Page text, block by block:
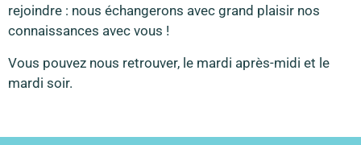
rejoindre : nous échangerons avec grand plaisir nos
connaissances avec vous !
Vous pouvez nous retrouver, le mardi après-midi et le
mardi soir.